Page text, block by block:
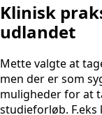
Klinisk
udlandet
Mette valgte at
men der er som
muligheder for at
studieforløb.